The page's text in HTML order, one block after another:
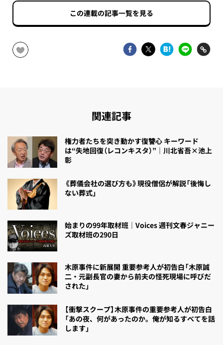
この連載の記事一覧を見る
関連記事
権力者たちを突き動かす復讐心 キーワード
は“失地回復（レコンキスタ）”｜川北省吾×池上
彰
《葬儀会社の選び方も》現役僧侶が解説「後悔し
ない葬式」
始まりの99年取材班｜Voices 週刊文春ジャニー
ズ取材班の290日
木原事件に新展開 重要参考人が初告白「木原誠
二・元副長官の妻から前夫の怪死現場に呼びだ
された」
【衝撃スクープ】木原事件の重要参考人が初告白
「あの夜、何があったのか。俺が知るすべてを話
します」